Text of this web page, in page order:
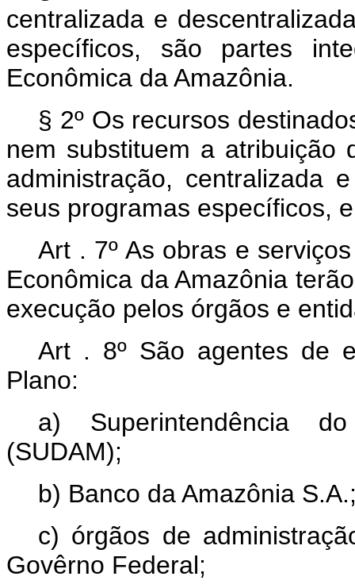
centralizada e
específicos, são partes
Econômica da Amazônia.
§ 2º Os recursos
nem substituem a atribuição
administração, centralizada
seus programas específicos,
Art . 7º As obras e
Econômica da Amazônia
execução pelos órgãos e
Art . 8º São agentes de
Plano:
a) Superintendência
(SUDAM);
b) Banco da Amazônia
c) órgãos de
Govêrno Federal;